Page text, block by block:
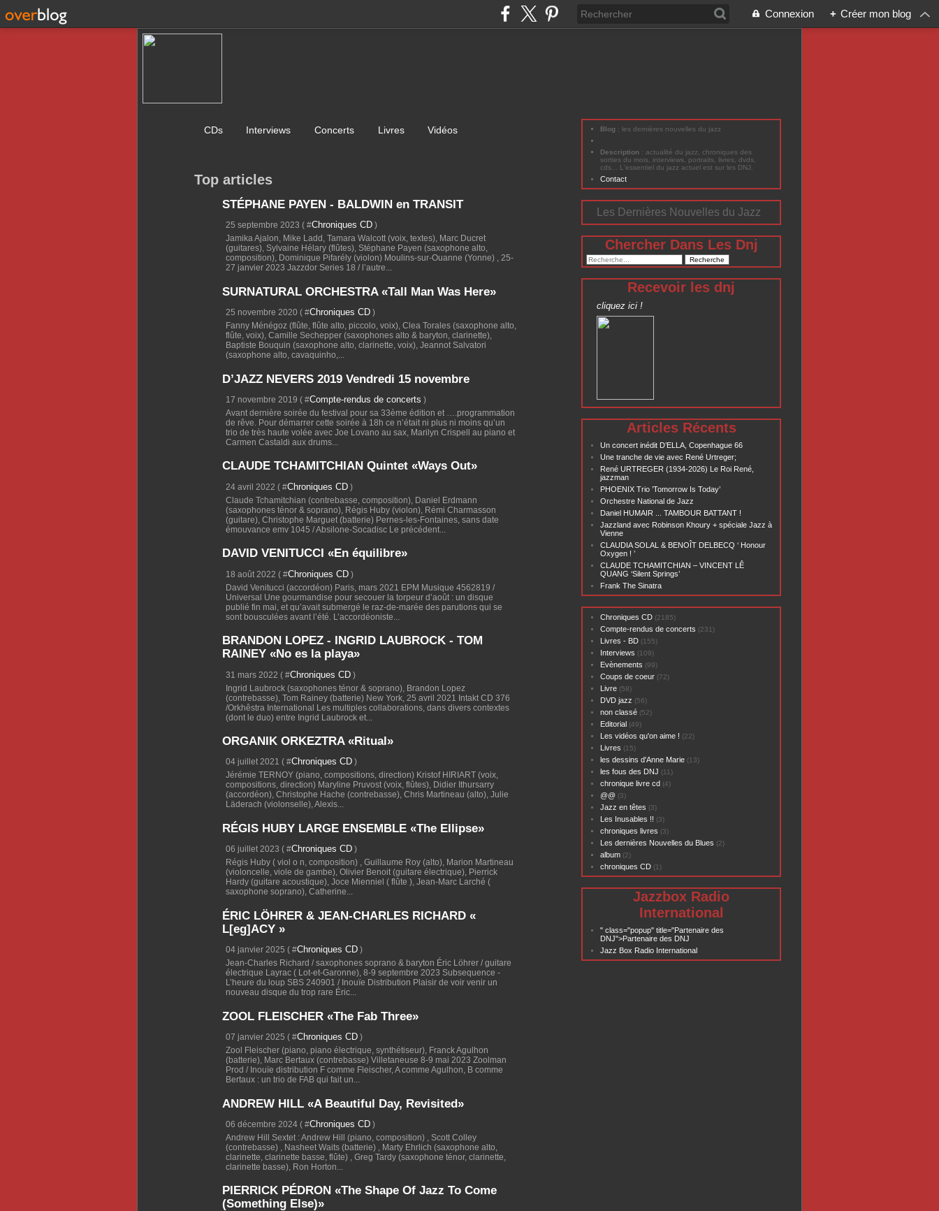
Connexion + Créer mon blog
CDs Interviews Concerts Livres Vidéos
Top articles
STÉPHANE PAYEN - BALDWIN en TRANSIT
25 septembre 2023 ( #Chroniques CD )
Jamika Ajalon, Mike Ladd, Tamara Walcott (voix, textes), Marc Ducret
(guitares), Sylvaine Hélary (flûtes), Stéphane Payen (saxophone alto,
composition), Dominique Pifarély (violon) Moulins-sur-Ouanne (Yonne) , 25-
27 janvier 2023 Jazzdor Series 18 / l’autre...
SURNATURAL ORCHESTRA «Tall Man Was Here»
25 novembre 2020 ( #Chroniques CD )
Fanny Ménégoz (flûte, flûte alto, piccolo, voix), Clea Torales (saxophone alto,
flûte, voix), Camille Sechepper (saxophones alto & baryton, clarinette),
Baptiste Bouquin (saxophone alto, clarinette, voix), Jeannot Salvatori
(saxophone alto, cavaquinho,...
D’JAZZ NEVERS 2019 Vendredi 15 novembre
17 novembre 2019 ( #Compte-rendus de concerts )
Avant dernière soirée du festival pour sa 33ème édition et ….programmation
de rêve. Pour démarrer cette soirée à 18h ce n’était ni plus ni moins qu’un
trio de très haute volée avec Joe Lovano au sax, Marilyn Crispell au piano et
Carmen Castaldi aux drums...
CLAUDE TCHAMITCHIAN Quintet «Ways Out»
24 avril 2022 ( #Chroniques CD )
Claude Tchamitchian (contrebasse, composition), Daniel Erdmann
(saxophones ténor & soprano), Régis Huby (violon), Rémi Charmasson
(guitare), Christophe Marguet (batterie) Pernes-les-Fontaines, sans date
émouvance emv 1045 / Absilone-Socadisc Le précédent...
DAVID VENITUCCI «En équilibre»
18 août 2022 ( #Chroniques CD )
David Venitucci (accordéon) Paris, mars 2021 EPM Musique 4562819 /
Universal Une gourmandise pour secouer la torpeur d’août : un disque
publié fin mai, et qu’avait submergé le raz-de-marée des parutions qui se
sont bousculées avant l’été. L’accordéoniste...
BRANDON LOPEZ - INGRID LAUBROCK - TOM
RAINEY «No es la playa»
31 mars 2022 ( #Chroniques CD )
Ingrid Laubrock (saxophones ténor & soprano), Brandon Lopez
(contrebasse), Tom Rainey (batterie) New York, 25 avril 2021 Intakt CD 376
/Orkhêstra International Les multiples collaborations, dans divers contextes
(dont le duo) entre Ingrid Laubrock et...
ORGANIK ORKEZTRA «Ritual»
04 juillet 2021 ( #Chroniques CD )
Jérémie TERNOY (piano, compositions, direction) Kristof HIRIART (voix,
compositions, direction) Maryline Pruvost (voix, flûtes), Didier Ithursarry
(accordéon), Christophe Hache (contrebasse), Chris Martineau (alto), Julie
Läderach (violonselle), Alexis...
RÉGIS HUBY LARGE ENSEMBLE «The Ellipse»
06 juillet 2023 ( #Chroniques CD )
Régis Huby ( viol o n, composition) , Guillaume Roy (alto), Marion Martineau
(violoncelle, viole de gambe), Olivier Benoit (guitare électrique), Pierrick
Hardy (guitare acoustique), Joce Mienniel ( flûte ), Jean-Marc Larché (
saxophone soprano), Catherine...
ÉRIC LÖHRER & JEAN-CHARLES RICHARD «
L[eg]ACY »
04 janvier 2025 ( #Chroniques CD )
Jean-Charles Richard / saxophones soprano & baryton Éric Löhrer / guitare
électrique Layrac ( Lot-et-Garonne), 8-9 septembre 2023 Subsequence -
L’heure du loup SBS 240901 / Inouïe Distribution Plaisir de voir venir un
nouveau disque du trop rare Éric...
ZOOL FLEISCHER «The Fab Three»
07 janvier 2025 ( #Chroniques CD )
Zool Fleischer (piano, piano électrique, synthétiseur), Franck Agulhon
(batterie), Marc Bertaux (contrebasse) Villetaneuse 8-9 mai 2023 Zoolman
Prod / Inouïe distribution F comme Fleischer, A comme Agulhon, B comme
Bertaux : un trio de FAB qui fait un...
ANDREW HILL «A Beautiful Day, Revisited»
06 décembre 2024 ( #Chroniques CD )
Andrew Hill Sextet : Andrew Hill (piano, composition) , Scott Colley
(contrebasse) , Nasheet Waits (batterie) , Marty Ehrlich (saxophone alto,
clarinette, clarinette basse, flûte) , Greg Tardy (saxophone ténor, clarinette,
clarinette basse), Ron Horton...
PIERRICK PÉDRON «The Shape Of Jazz To Come
(Something Else)»
Blog : les dernières nouvelles du jazz
Description : actualité du jazz, chroniques des
sorties du mois, interviews, portraits, livres, dvds,
cds... L'essentiel du jazz actuel est sur les DNJ.
Contact
Les Dernières Nouvelles du Jazz
Chercher Dans Les Dnj
Recevoir les dnj
cliquez ici !
Articles Récents
Un concert inédit D’ELLA, Copenhague 66
Une tranche de vie avec René Urtreger;
René URTREGER (1934-2026) Le Roi René,
jazzman
PHOENIX Trio ’Tomorrow Is Today’
Orchestre National de Jazz
Daniel HUMAIR ... TAMBOUR BATTANT !
Jazzland avec Robinson Khoury + spéciale Jazz à
Vienne
CLAUDIA SOLAL & BENOÎT DELBECQ ‘ Honour
Oxygen ! ’
CLAUDE TCHAMITCHIAN – VINCENT LÊ
QUANG ‘Silent Springs’
Frank The Sinatra
Chroniques CD (2185)
Compte-rendus de concerts (231)
Livres - BD (155)
Interviews (109)
Evènements (99)
Coups de coeur (72)
Livre (58)
DVD jazz (56)
non classé (52)
Editorial (49)
Les vidéos qu'on aime ! (22)
Livres (15)
les dessins d'Anne Marie (13)
les fous des DNJ (11)
chronique livre cd (4)
@@ (3)
Jazz en têtes (3)
Les Inusables !! (3)
chroniques livres (3)
Les dernières Nouvelles du Blues (2)
album (2)
chroniques CD (1)
Jazzbox Radio
International
" class="popup" title="Partenaire des
DNJ">Partenaire des DNJ
Jazz Box Radio International